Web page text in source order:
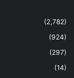
(2,782)
(924)
(297)
(14)